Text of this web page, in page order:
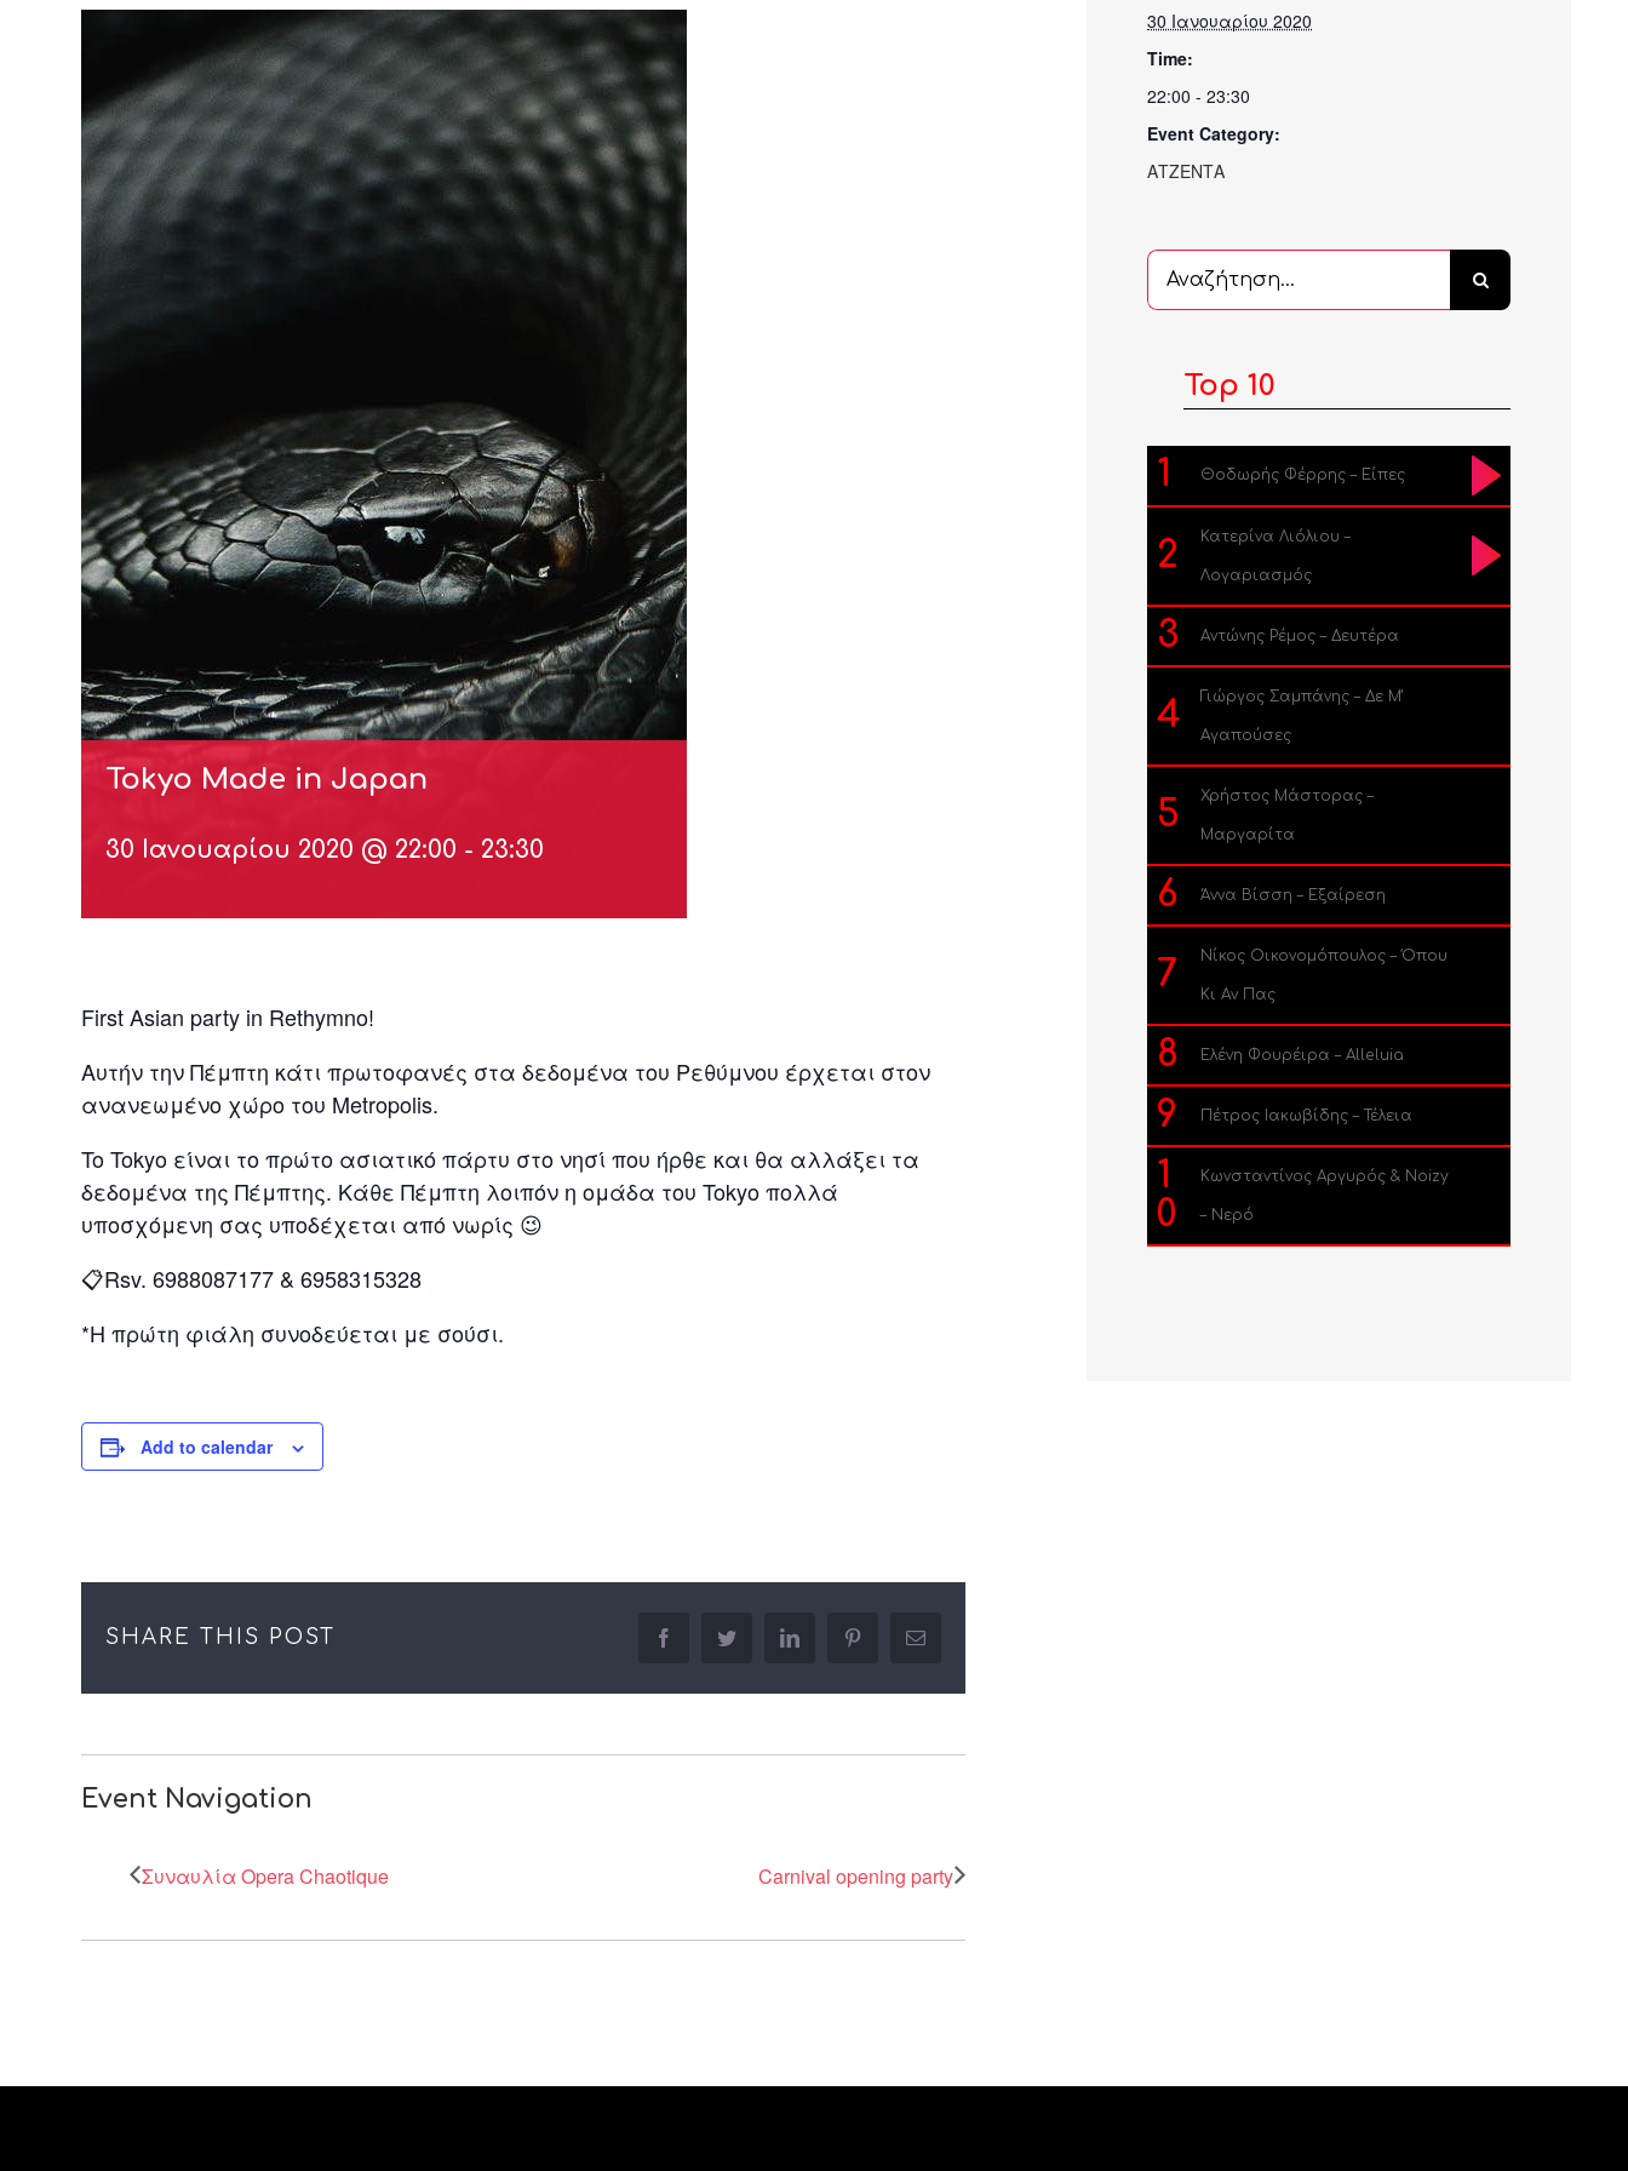
Tokyo Made in Japan
30 Ιανουαρίου 2020 @ 22:00 - 23:30
First Asian party in Rethymno!
Αυτήν την Πέμπτη κάτι πρωτοφανές στα δεδομένα του Ρεθύμνου έρχεται στον
ανανεωμένο χώρο του Metropolis.
To Tokyo είναι το πρώτο ασιατικό πάρτυ στο νησί που ήρθε και θα αλλάξει τα
δεδομένα της Πέμπτης. Κάθε Πέμπτη λοιπόν η ομάδα του Tokyo πολλά
υποσχόμενη σας υποδέχεται από νωρίς 😉
📋Rsv. 6988087177 & 6958315328
*Η πρώτη φιάλη συνοδεύεται με σούσι.
Add to calendar
SHARE THIS POST facebooktwitter linkedin pinterestEmail
Event Navigation
Συναυλία Opera Chaotique Carnival opening party
30 Ιανουαρίου 2020
Time:
22:00 - 23:30
Event Category:
ΑΤΖΕΝΤΑ
Αναζήτηση
...
Top 10
1 Θοδωρής Φέρρης – Είπες
2 Κατερίνα Λιόλιου –
Λογαριασμός
3 Αντώνης Ρέμος – Δευτέρα
4 Γιώργος Σαμπάνης – Δε Μ’
Αγαπούσες
5 Χρήστος Μάστορας –
Μαργαρίτα
6 Άννα Βίσση – Εξαίρεση
7 Νίκος Οικονομόπουλος – Όπου
Κι Αν Πας
8 Ελένη Φουρέιρα – Alleluia
9 Πέτρος Ιακωβίδης – Τέλεια
1
0
Κωνσταντίνος Αργυρός & Noizy
– Νερό